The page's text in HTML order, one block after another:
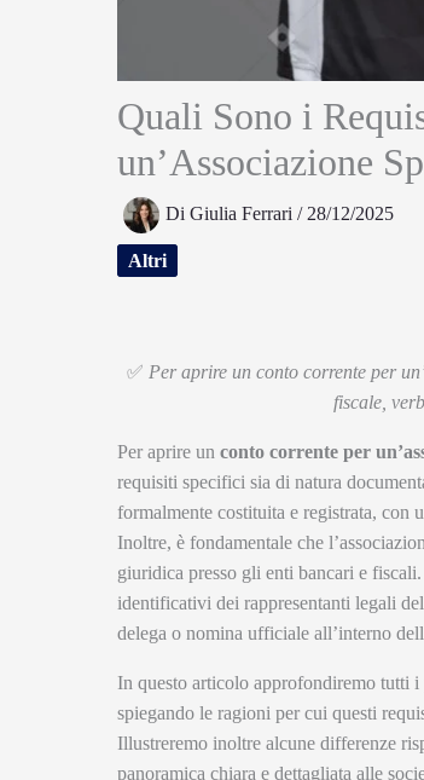
Quali Sono i
un’Associazione
Di Giulia Ferrari / 28/12/2025
Altri
✅ Per aprire un conto corrente per
fiscale,
Per aprire un conto corrente per
requisiti specifici sia di natura
formalmente costituita e registrata, con
Inoltre, è fondamentale che
giuridica presso gli enti bancari e
identificativi dei rappresentanti legali
delega o nomina ufficiale all’interno
In questo articolo approfondiremo tutti i
spiegando le ragioni per cui questi
Illustreremo inoltre alcune differenze
panoramica chiara e dettagliata alle